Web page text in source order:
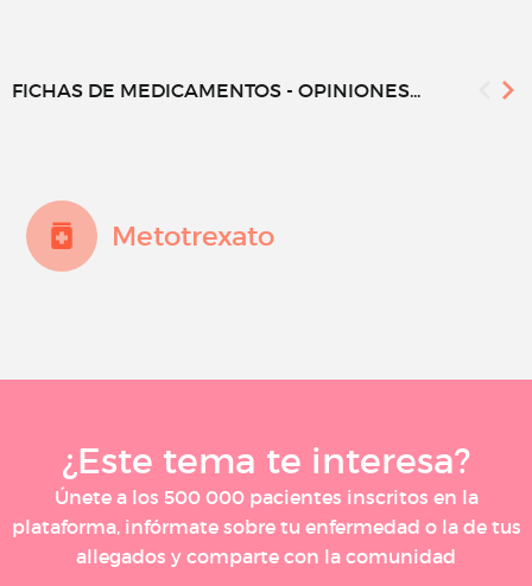
FICHAS DE MEDICAMENTOS - OPINIONES...
Metotrexato
¿Este tema te interesa?
Únete a los 500 000 pacientes inscritos en la
plataforma, infórmate sobre tu enfermedad o la de tus
allegados y comparte con la comunidad